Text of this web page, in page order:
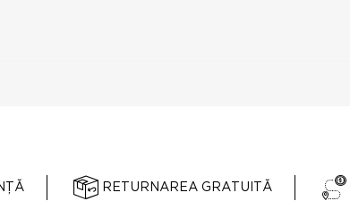
RETURNAREA GRATUITĂ